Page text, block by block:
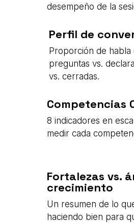
desempeño de la
Perfil de
Proporción de habla
preguntas vs.
vs. cerradas.
Competencias
8 indicadores en
medir cada
Fortalezas vs.
crecimiento
Un resumen de lo
haciendo bien para